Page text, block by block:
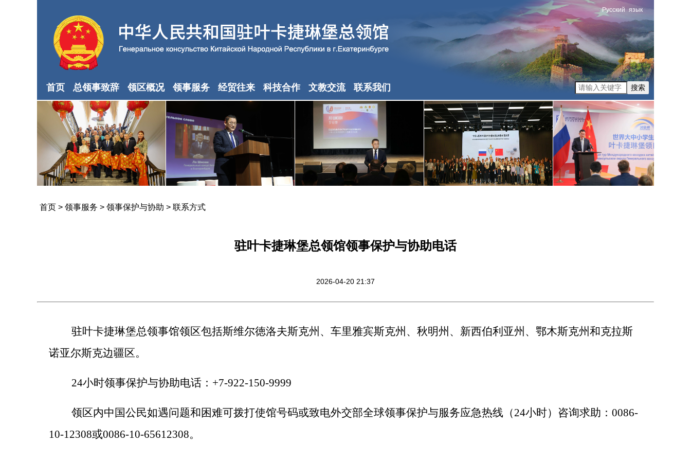
Русский язык
首页 总领事致辞 领区概况 领事服务 经贸往来 科技合作 文教交流 联系我们 搜索
首页 > 领事服务 > 领事保护与协助 > 联系方式
驻叶卡捷琳堡总领馆领事保护与协助电话
2026-04-20 21:37
驻叶卡捷琳堡总领事馆领区包括斯维尔徳洛夫斯克州、车里雅宾斯克州、秋明州、新西伯利亚州、鄂木斯克州和克拉斯
诺亚尔斯克边疆区。
24小时领事保护与协助电话：+7-922-150-9999
领区内中国公民如遇问题和困难可拨打使馆号码或致电外交部全球领事保护与服务应急热线（24小时）咨询求助：0086-
10-12308或0086-10-65612308。